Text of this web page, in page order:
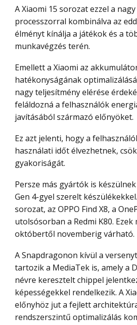
A Xiaomi 15 sorozat ezzel a nagy teljesítményű
processzorral kombinálva az
élményt kínálja a játékok és a
munkavégzés terén.
Emellett a Xiaomi az akkumulátor
hatékonyságának
nagy teljesítmény elérése
feláldozná a felhasználók
javításából származó előnyöket.
Ez azt jelenti, hogy a felhasználók hosszabb
használati időt élvezhetnek,
gyakoriságát.
Persze más gyártók is készülnek Snapdragon 8
Gen 4-gyel szerelt
sorozat, az OPPO Find X8, a
utolsósorban a Redmi K80. Ezek
októbertől novemberig várható.
A Snapdragonon kívül a versenytársak közé
tartozik a MediaTek is, amely a
névre keresztelt chippel
képességekkel rendelkezik. A
előnyhöz jut a fejlett
rendszerszintű optimalizálás